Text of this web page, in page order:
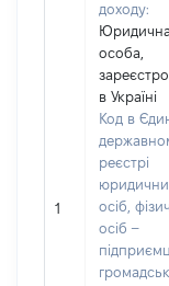
1
доходу:
Юридична
особа,
в Україні
Код в
реєстрі
осіб,
осіб –